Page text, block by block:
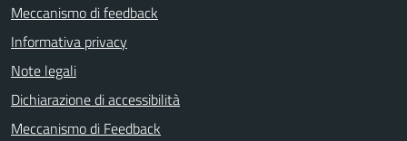
Meccanismo di feedback
Informativa privacy
Note legali
Dichiarazione di accessibilità
Meccanismo di Feedback